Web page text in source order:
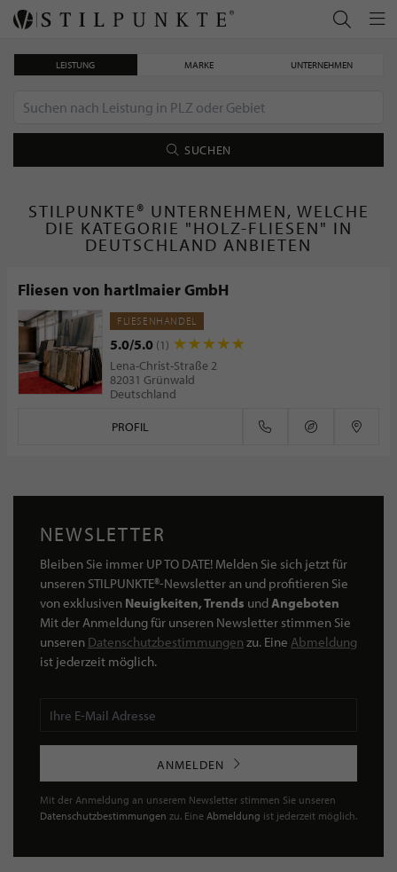
LEISTUNG MARKE UNTERNEHMEN
SUCHEN
STILPUNKTE® UNTERNEHMEN, WELCHE
DIE KATEGORIE "HOLZ-FLIESEN" IN
DEUTSCHLAND ANBIETEN
Fliesen von hartlmaier GmbH
FLIESENHANDEL
5.0/5.0 (1)
Lena-Christ-Straße 2
82031 Grünwald
Deutschland
PROFIL
NEWSLETTER
Bleiben Sie immer UP TO DATE! Melden Sie sich jetzt für
unseren STILPUNKTE®-Newsletter an und profitieren Sie
von exklusiven Neuigkeiten, Trends undAngeboten
Mit der Anmeldung für unseren Newsletter stimmen Sie
unseren Datenschutzbestimmungen zu. Eine Abmeldung
ist jederzeit möglich.
ANMELDEN
Mit der Anmeldung an unserem Newsletter stimmen Sie unseren
Datenschutzbestimmungen zu. Eine Abmeldung ist jederzeit möglich.